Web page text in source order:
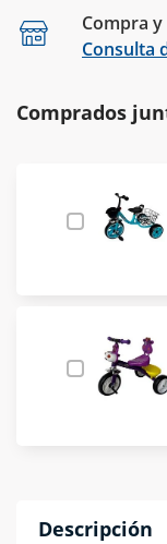
Compra
Consulta
Comprados
Descripción